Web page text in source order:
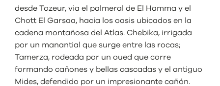
desde Tozeur, via el palmeral de El Hamma y el
Chott El Garsaa, hacia los oasis ubicados en la
cadena montañosa del Atlas. Chebika, irrigada
por un manantial que surge entre las rocas;
Tamerza, rodeada por un oued que corre
formando cañones y bellas cascadas y el antiguo
Mides, defendido por un impresionante cañón.